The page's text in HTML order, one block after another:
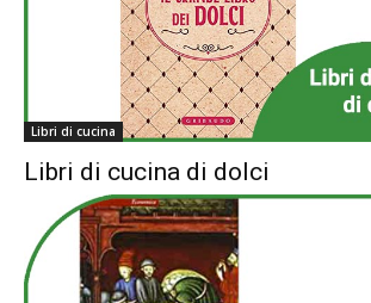
Libri di cucina
Libri di cucina di dolci